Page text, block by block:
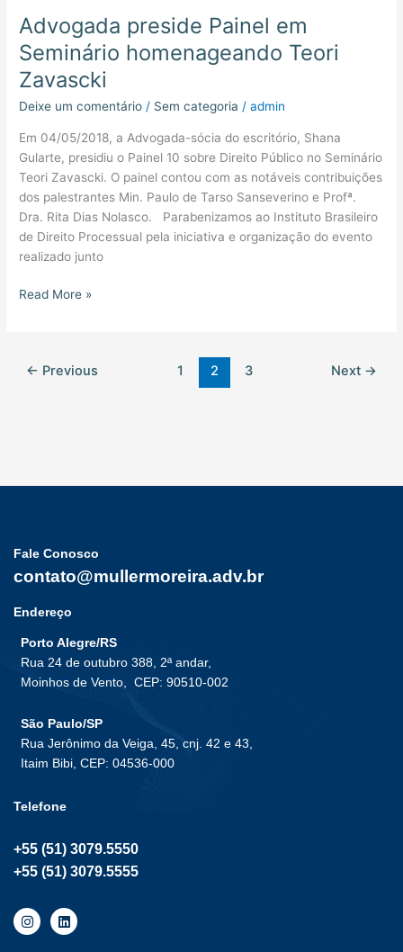
Advogada preside Painel em
Seminário homenageando Teori
Zavascki
Deixe um comentário / Sem categoria /admin
Em 04/05/2018, a Advogada-sócia do escritório, Shana
Gularte, presidiu o Painel 10 sobre Direito Público no Seminário
Teori Zavascki. O painel contou com as notáveis contribuições
dos palestrantes Min. Paulo de Tarso Sanseverino e Profª.
Dra. Rita Dias Nolasco. Parabenizamos ao Instituto Brasileiro
de Direito Processual pela iniciativa e organização do evento
realizado junto
Painel
em
Seminário
homenageando
Teori
Read More »
← Previous 1 2 3 Next →
Fale Conosco
contato@mullermoreira.adv.br
Endereço
Porto Alegre/RS
Rua 24 de outubro 388, 2ª andar,
Moinhos de Vento, CEP: 90510-002
São Paulo/SP
Rua Jerônimo da Veiga, 45, cnj. 42 e 43,
Itaim Bibi, CEP: 04536-000
Telefone
+55 (51) 3079.5550
+55 (51) 3079.5555
I
n
L
i